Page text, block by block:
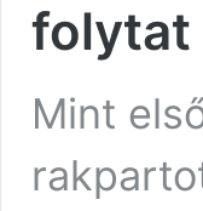
folytat
Mint